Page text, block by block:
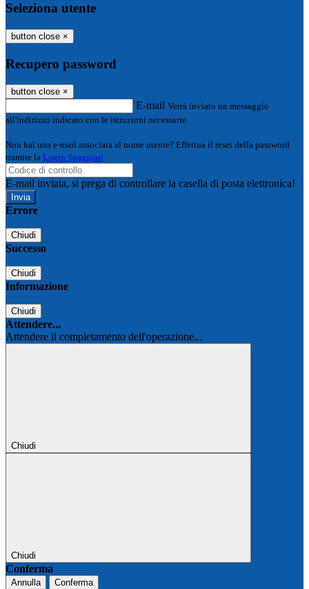
Seleziona utente
button close ×
Recupero password
button close ×
E-mail Verrà inviato un messaggio
all'indirizzo indicato con le istruzioni necessarie.
Non hai una e-mail associata al nome utente? Effettua il reset della password
tramite la Login Spaggiari
E-mail inviata, si prega di controllare la casella di posta elettronica!
Errore
Chiudi
Successo
Chiudi
Informazione
Chiudi
Attendere...
Attendere il completamento dell'operazione...
Chiudi
Chiudi
Conferma
Annulla Conferma